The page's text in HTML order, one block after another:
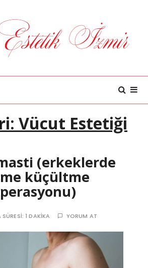
Vücut Estetiği
(erkeklerde
küçültme
SÜRESI:1 DAKIKA YORUM AT